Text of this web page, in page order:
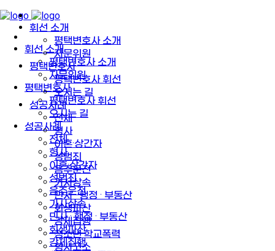
휘선 소개
평택변호사 소개
자문위원
평택변호사
평택변호사 휘선
오시는 길
성공사례
전체
형사
이혼·상간자
성범죄
음주운전
가사상속
민사 · 행정 · 부동산
회생파산
강제집행
휘선 소개
평택변호사 소개
자문위원
평택변호사
평택변호사 휘선
오시는 길
성공사례
전체
형사
이혼·상간자
성범죄
음주운전
가사상속
민사 · 행정 · 부동산
회생파산
강제집행
청소년·학교폭력
형사고소